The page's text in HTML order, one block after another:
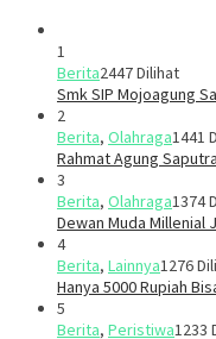
1
Berita2447 Dilihat
Smk SIP Mojoagung
2
Berita, Olahraga1441
Rahmat Agung
3
Berita, Olahraga1374
Dewan Muda
4
Berita, Lainnya1276
Hanya 5000 Rupiah
5
Berita, Peristiwa1233